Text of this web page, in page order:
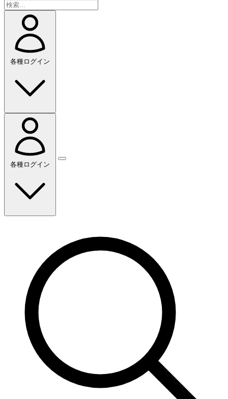
各種ログイン
各種ログイン